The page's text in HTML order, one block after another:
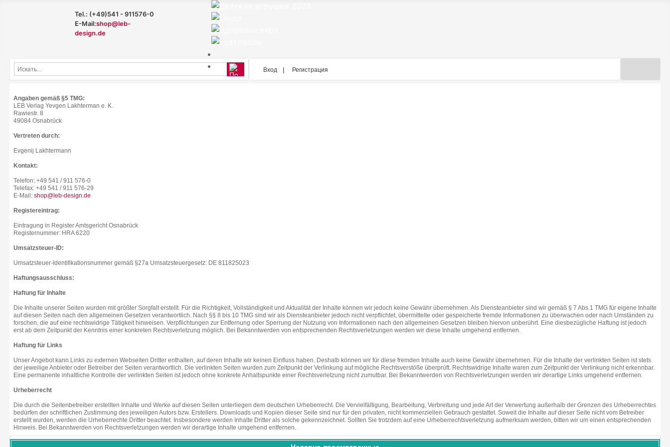
Tel.: (+49)541 - 911576-0
E-Mail:shop@leb-
design.de
Вход Регистрация
Angaben gemäß §5 TMG:
LEB Verlag Yevgen Lakhterman e. K.
Rawiestr. 8
49084 Osnabrück
Vertreten durch:
Evgenij Lakhtermann
Kontakt:
Telefon: +49 541 / 911 576-0
Telefax: +49 541 / 911 576-29
E-Mail: shop@leb-design.de
Registereintrag:
Eintragung in Register Amtsgericht Osnabrück
Registernummer: HRA 6220
Umsatzsteuer-ID:
Umsatzsteuer-Identifikationsnummer gemäß §27a Umsatzsteuergesetz: DE 811825023
Haftungsausschluss:
Haftung für Inhalte
Die Inhalte unserer Seiten wurden mit größter Sorgfalt erstellt. Für die Richtigkeit, Vollständigkeit und Aktualität der Inhalte können wir jedoch keine Gewähr übernehmen. Als Diensteanbieter sind wir gemäß § 7 Abs.1 TMG für eigene Inhalte
auf diesen Seiten nach den allgemeinen Gesetzen verantwortlich. Nach §§ 8 bis 10 TMG sind wir als Diensteanbieter jedoch nicht verpflichtet, übermittelte oder gespeicherte fremde Informationen zu überwachen oder nach Umständen zu
forschen, die auf eine rechtswidrige Tätigkeit hinweisen. Verpflichtungen zur Entfernung oder Sperrung der Nutzung von Informationen nach den allgemeinen Gesetzen bleiben hiervon unberührt. Eine diesbezügliche Haftung ist jedoch
erst ab dem Zeitpunkt der Kenntnis einer konkreten Rechtsverletzung möglich. Bei Bekanntwerden von entsprechenden Rechtsverletzungen werden wir diese Inhalte umgehend entfernen.
Haftung für Links
Unser Angebot kann Links zu externen Webseiten Dritter enthalten, auf deren Inhalte wir keinen Einfluss haben. Deshalb können wir für diese fremden Inhalte auch keine Gewähr übernehmen. Für die Inhalte der verlinkten Seiten ist stets
der jeweilige Anbieter oder Betreiber der Seiten verantwortlich. Die verlinkten Seiten wurden zum Zeitpunkt der Verlinkung auf mögliche Rechtsverstöße überprüft. Rechtswidrige Inhalte waren zum Zeitpunkt der Verlinkung nicht erkennbar.
Eine permanente inhaltliche Kontrolle der verlinkten Seiten ist jedoch ohne konkrete Anhaltspunkte einer Rechtsverletzung nicht zumutbar. Bei Bekanntwerden von Rechtsverletzungen werden wir derartige Links umgehend entfernen.
Urheberrecht
Die durch die Seitenbetreiber erstellten Inhalte und Werke auf diesen Seiten unterliegen dem deutschen Urheberrecht. Die Vervielfältigung, Bearbeitung, Verbreitung und jede Art der Verwertung außerhalb der Grenzen des Urheberrechtes
bedürfen der schriftlichen Zustimmung des jeweiligen Autors bzw. Erstellers. Downloads und Kopien dieser Seite sind nur für den privaten, nicht kommerziellen Gebrauch gestattet. Soweit die Inhalte auf dieser Seite nicht vom Betreiber
erstellt wurden, werden die Urheberrechte Dritter beachtet. Insbesondere werden Inhalte Dritter als solche gekennzeichnet. Sollten Sie trotzdem auf eine Urheberrechtsverletzung aufmerksam werden, bitten wir um einen entsprechenden
Hinweis. Bei Bekanntwerden von Rechtsverletzungen werden wir derartige Inhalte umgehend entfernen.